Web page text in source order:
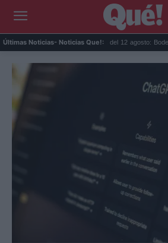
Últimas Noticias- Noticias Que!:
Eclipse solar en Cariñena del 12 agosto: Bodegas C...